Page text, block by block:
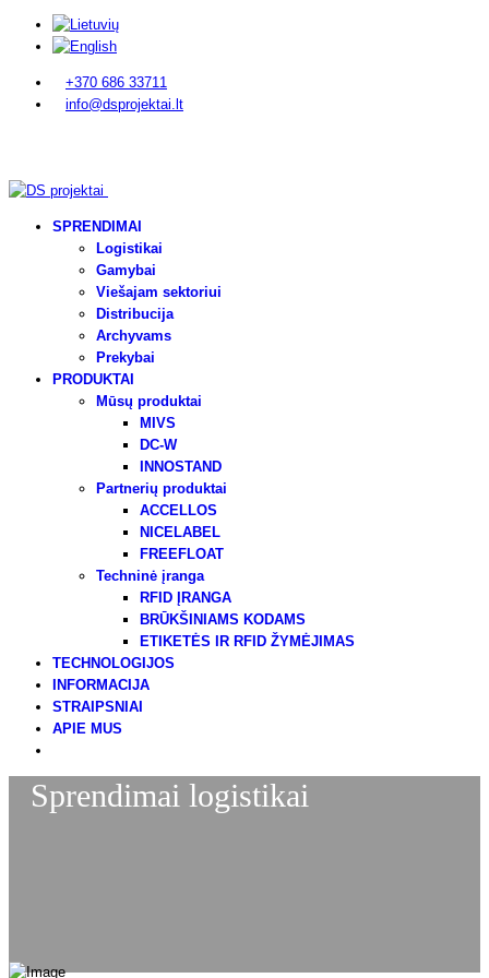
+370 686 33711
info@dsprojektai.lt
SPRENDIMAI
Logistikai
Gamybai
Viešajam sektoriui
Distribucija
Archyvams
Prekybai
PRODUKTAI
Mūsų produktai
MIVS
DC-W
INNOSTAND
Partnerių produktai
ACCELLOS
NICELABEL
FREEFLOAT
Techninė įranga
RFID ĮRANGA
BRŪKŠINIAMS KODAMS
ETIKETĖS IR RFID ŽYMĖJIMAS
TECHNOLOGIJOS
INFORMACIJA
STRAIPSNIAI
APIE MUS
Sprendimai logistikai